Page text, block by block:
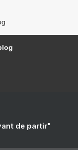
de partir"